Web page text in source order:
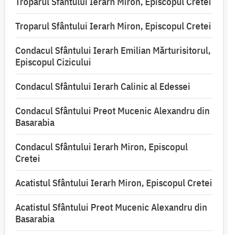
Troparul Sfântului Ierarh Miron, Episcopul Cretei
Condacul Sfântului Ierarh Emilian Mărturisitorul,
Episcopul Cizicului
Condacul Sfântului Ierarh Calinic al Edessei
Condacul Sfântului Preot Mucenic Alexandru din
Basarabia
Condacul Sfântului Ierarh Miron, Episcopul
Cretei
Acatistul Sfântului Ierarh Miron, Episcopul Cretei
Acatistul Sfântului Preot Mucenic Alexandru din
Basarabia